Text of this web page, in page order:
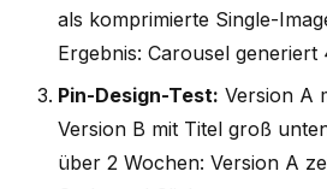
als komprimierte Single-
Ergebnis: Carousel
Pin-Design-Test: Version A
Version B mit Titel groß
über 2 Wochen: Version A